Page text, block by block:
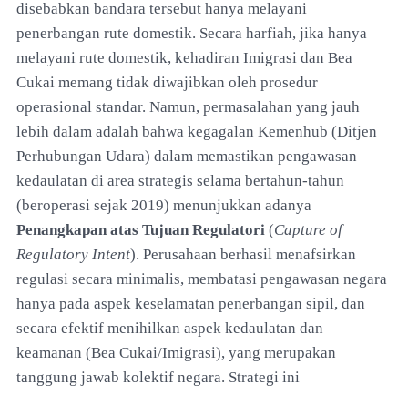
disebabkan bandara tersebut hanya melayani
penerbangan rute domestik. Secara harfiah, jika hanya
melayani rute domestik, kehadiran Imigrasi dan Bea
Cukai memang tidak diwajibkan oleh prosedur
operasional standar. Namun, permasalahan yang jauh
lebih dalam adalah bahwa kegagalan Kemenhub (Ditjen
Perhubungan Udara) dalam memastikan pengawasan
kedaulatan di area strategis selama bertahun-tahun
(beroperasi sejak 2019) menunjukkan adanya
Penangkapan atas Tujuan Regulatori (Capture of
Regulatory Intent). Perusahaan berhasil menafsirkan
regulasi secara minimalis, membatasi pengawasan negara
hanya pada aspek keselamatan penerbangan sipil, dan
secara efektif menihilkan aspek kedaulatan dan
keamanan (Bea Cukai/Imigrasi), yang merupakan
tanggung jawab kolektif negara. Strategi ini